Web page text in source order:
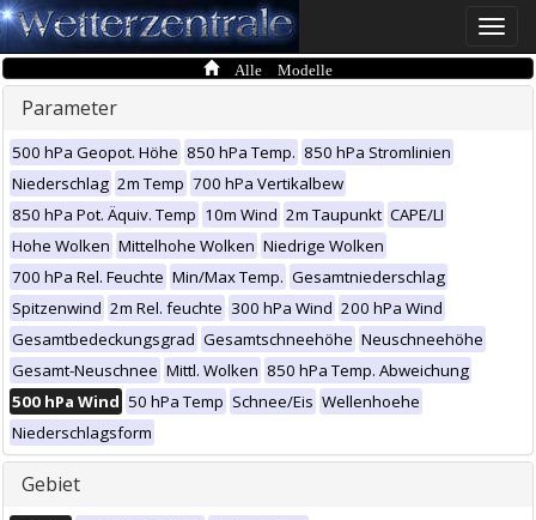
Toggle
Alle Modelle
Parameter
500 hPa Geopot. Höhe 850 hPa Temp. 850 hPa Stromlinien
Niederschlag 2m Temp 700 hPa Vertikalbew
850 hPa Pot. Äquiv. Temp 10m Wind 2m Taupunkt CAPE/LI
Hohe Wolken Mittelhohe Wolken Niedrige Wolken
700 hPa Rel. Feuchte Min/Max Temp. Gesamtniederschlag
Spitzenwind 2m Rel. feuchte 300 hPa Wind 200 hPa Wind
Gesamtbedeckungsgrad Gesamtschneehöhe Neuschneehöhe
Gesamt-Neuschnee Mittl. Wolken 850 hPa Temp. Abweichung
500 hPa Wind 50 hPa Temp Schnee/Eis Wellenhoehe
Niederschlagsform
Gebiet